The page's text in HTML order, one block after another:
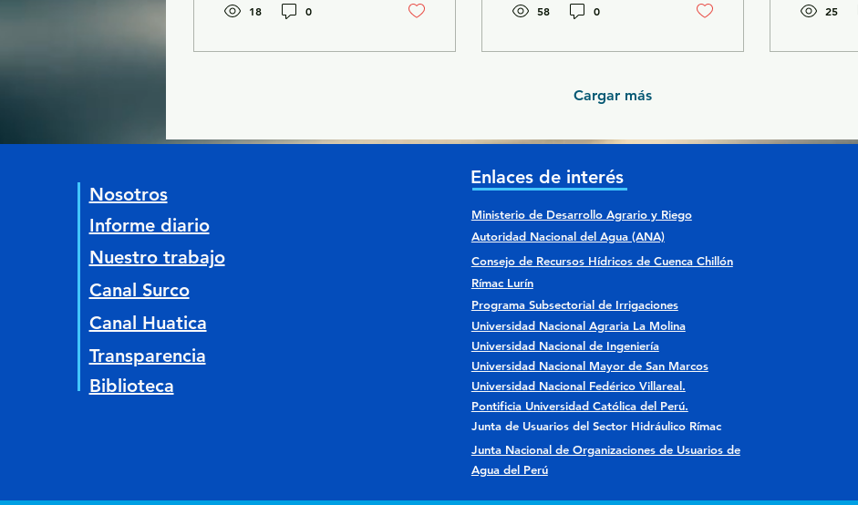
18 0
Lima Metropolitana,...
58 0 25
Cargar más
Nosotros
Informe diario
Nuestro trabajo
Canal Surco
Canal Huatica
Transparencia
Biblioteca
Enlaces de interés
Ministerio de Desarrollo Agrario y Riego
Autoridad Nacional del Agua (ANA)
Consejo de Recursos Hídricos de Cuenca Chillón
Rímac Lurín
Programa Subsectorial de Irrigaciones
Universidad Nacional Agraria La Molina
Universidad Nacional de Ingeniería
Universidad Nacional Mayor de San Marcos
Universidad Nacional Fedérico Villareal.
Pontificia Universidad Católica del Perú.
Junta de Usuarios del Sector Hidráulico Rímac
Junta Nacional de Organizaciones de Usuarios de
Agua del Perú